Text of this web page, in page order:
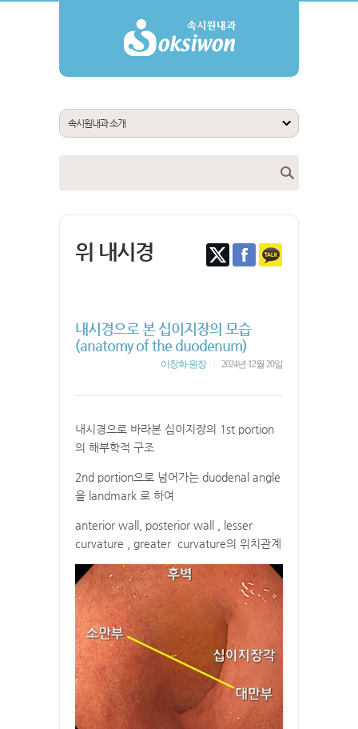
위 내시경
내시경으로 본 십이지장의 모습
(anatomy of the duodenum)
이창화 원장 2024년 12월 20일
내시경으로 바라본 십이지장의 1st portion
의 해부학적 구조
2nd portion으로 넘어가는 duodenal angle
을 landmark 로 하여
anterior wall, posterior wall , lesser
curvature , greater curvature의 위치관계